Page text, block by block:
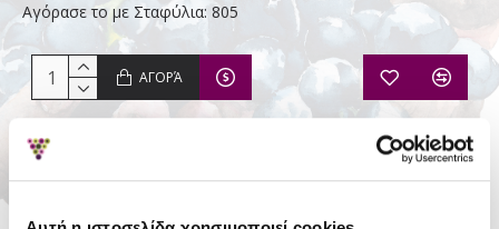
Απόθεμα:
Κερδίζετε Σταφύλια:6
Αγόρασε το με Σταφύλια: 805
ΑΓΟΡΆ